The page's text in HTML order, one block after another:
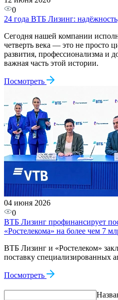
0
24 года ВТБ Лизинг:
Сегодня нашей компании
четверть века — это не просто
развития, профессионализма и
важная часть этой истории.
Посмотреть
04 июня 2026
0
ВТБ Лизинг профинансирует
«Ростелекома» на более чем 7
ВТБ Лизинг и «Ростелеком»
поставку специализированных
Посмотреть